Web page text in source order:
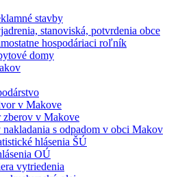
stavby
stanoviská, potvrdenia obce
hospodáriaci roľník
domy
v Makove
zberov v Makove
nakladania s odpadom v obci Makov
hlásenia ŠÚ
OÚ
vytriedenia